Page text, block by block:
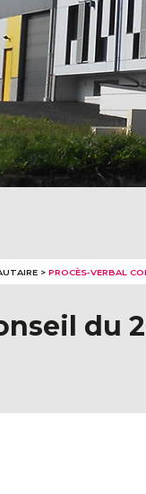
> PROCÈS-VERBAL
du